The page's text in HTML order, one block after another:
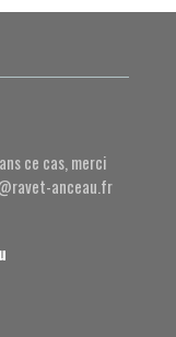
ce cas, merci
anceau.fr